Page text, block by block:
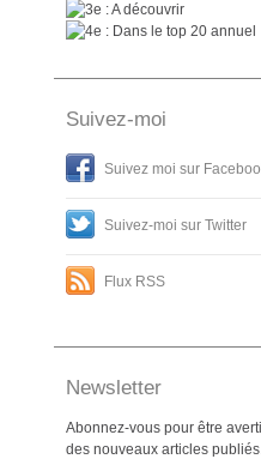
: A découvrir
: Dans le top 20 annuel
Suivez-moi
Suivez moi sur
Suivez-moi sur Twitter
Flux RSS
Newsletter
Abonnez-vous pour être averti
des nouveaux articles